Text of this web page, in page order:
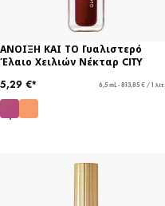
ΑΝΟΙΞΗ ΚΑΙ ΤΟ Γυαλιστερό
Έλαιο Χειλιών Νέκταρ CITY
5,29 €*
6,5 mL - 813,85 € / 1 λίτ.